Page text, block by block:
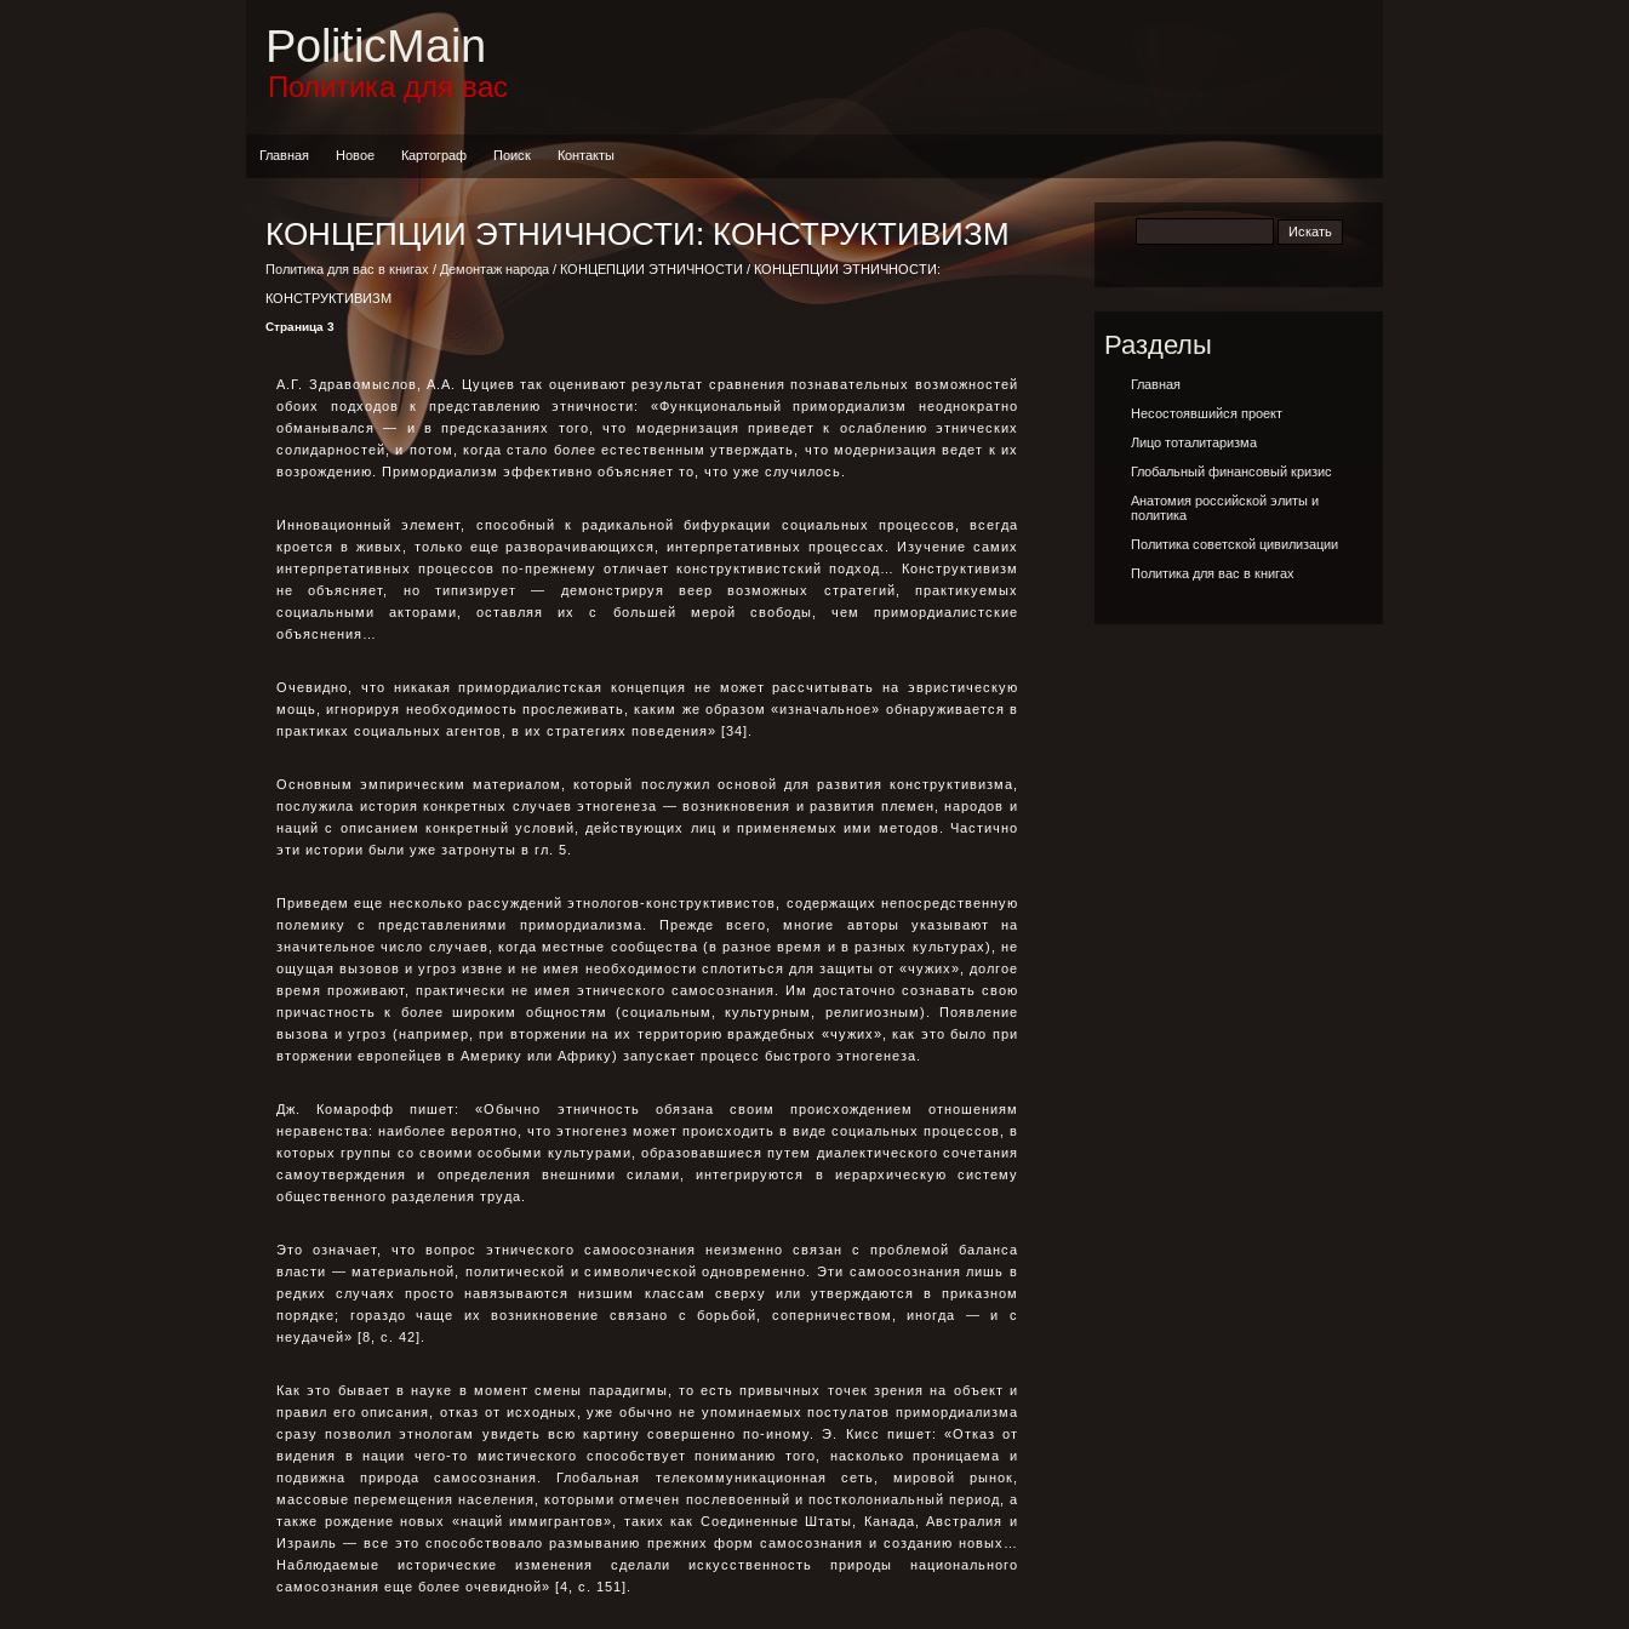
PoliticMain
Политика для вас
Главная Новое Картограф Поиск Контакты
КОНЦЕПЦИИ ЭТНИЧНОСТИ: КОНСТРУКТИВИЗМ
Политика для вас в книгах / Демонтаж народа/КОНЦЕПЦИИ ЭТНИЧНОСТИ / КОНЦЕПЦИИ ЭТНИЧНОСТИ:
КОНСТРУКТИВИЗМ
Страница 3
А.Г. Здравомыслов, А.А. Цуциев так оценивают результат сравнения познавательных возможностей
обоих подходов к представлению этничности: «Функциональный примордиализм неоднократно
обманывался — и в предсказаниях того, что модернизация приведет к ослаблению этнических
солидарностей, и потом, когда стало более естественным утверждать, что модернизация ведет к их
возрождению. Примордиализм эффективно объясняет то, что уже случилось.
Инновационный элемент, способный к радикальной бифуркации социальных процессов, всегда
кроется в живых, только еще разворачивающихся, интерпретативных процессах. Изучение самих
интерпретативных процессов по-прежнему отличает конструктивистский подход… Конструктивизм
не объясняет, но типизирует — демонстрируя веер возможных стратегий, практикуемых
социальными акторами, оставляя их с большей мерой свободы, чем примордиалистские
объяснения…
Очевидно, что никакая примордиалистская концепция не может рассчитывать на эвристическую
мощь, игнорируя необходимость прослеживать, каким же образом «изначальное» обнаруживается в
практиках социальных агентов, в их стратегиях поведения» [34].
Основным эмпирическим материалом, который послужил основой для развития конструктивизма,
послужила история конкретных случаев этногенеза — возникновения и развития племен, народов и
наций с описанием конкретный условий, действующих лиц и применяемых ими методов. Частично
эти истории были уже затронуты в гл. 5.
Приведем еще несколько рассуждений этнологов-конструктивистов, содержащих непосредственную
полемику с представлениями примордиализма. Прежде всего, многие авторы указывают на
значительное число случаев, когда местные сообщества (в разное время и в разных культурах), не
ощущая вызовов и угроз извне и не имея необходимости сплотиться для защиты от «чужих», долгое
время проживают, практически не имея этнического самосознания. Им достаточно сознавать свою
причастность к более широким общностям (социальным, культурным, религиозным). Появление
вызова и угроз (например, при вторжении на их территорию враждебных «чужих», как это было при
вторжении европейцев в Америку или Африку) запускает процесс быстрого этногенеза.
Дж. Комарофф пишет: «Обычно этничность обязана своим происхождением отношениям
неравенства: наиболее вероятно, что этногенез может происходить в виде социальных процессов, в
которых группы со своими особыми культурами, образовавшиеся путем диалектического сочетания
самоутверждения и определения внешними силами, интегрируются в иерархическую систему
общественного разделения труда.
Это означает, что вопрос этнического самоосознания неизменно связан с проблемой баланса
власти — материальной, политической и символической одновременно. Эти самоосознания лишь в
редких случаях просто навязываются низшим классам сверху или утверждаются в приказном
порядке; гораздо чаще их возникновение связано с борьбой, соперничеством, иногда — и с
неудачей» [8, с. 42].
Как это бывает в науке в момент смены парадигмы, то есть привычных точек зрения на объект и
правил его описания, отказ от исходных, уже обычно не упоминаемых постулатов примордиализма
сразу позволил этнологам увидеть всю картину совершенно по-иному. Э. Кисс пишет: «Отказ от
видения в нации чего-то мистического способствует пониманию того, насколько проницаема и
подвижна природа самосознания. Глобальная телекоммуникационная сеть, мировой рынок,
массовые перемещения населения, которыми отмечен послевоенный и постколониальный период, а
также рождение новых «наций иммигрантов», таких как Соединенные Штаты, Канада, Австралия и
Израиль — все это способствовало размыванию прежних форм самосознания и созданию новых…
Наблюдаемые исторические изменения сделали искусственность природы национального
самосознания еще более очевидной» [4, с. 151].
Разделы
Главная
Несостоявшийся проект
Лицо тоталитаризма
Глобальный финансовый кризис
Анатомия российской элиты и
политика
Политика советской цивилизации
Политика для вас в книгах